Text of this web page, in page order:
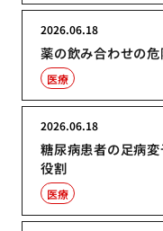
薬の飲み合わせの
2026.06.18
医療
糖尿病患者の足病
役割
2026.06.18
医療